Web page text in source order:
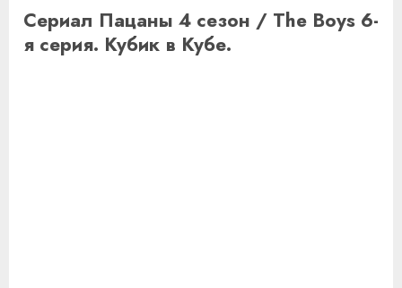
Сериал Пацаны 4 сезон / The Boys 6-
я серия. Кубик в Кубе.